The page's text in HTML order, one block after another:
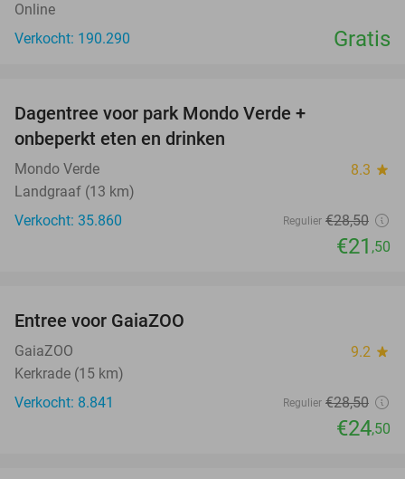
Online
Verkocht: 190.290
Gratis
Dagentree voor park Mondo Verde +
onbeperkt eten en drinken
Mondo Verde 8.3 star
Landgraaf (13 km)
Verkocht: 35.860
Regulier €28,50
€21 ,50
Entree voor GaiaZOO
GaiaZOO 9.2 star
Kerkrade (15 km)
Verkocht: 8.841
Regulier €28,50
€24,50